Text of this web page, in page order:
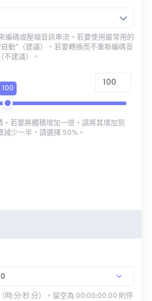
編碼或壓縮音訊串流。若要使用最常用的
動”（建議）。若要轉換而不重新編碼音
不建議）。
100
。若要將體積增加一倍，請將其增加到
少一半，請選擇 50%。
時:分:秒.分）。留空為 00:00:00.00 則停